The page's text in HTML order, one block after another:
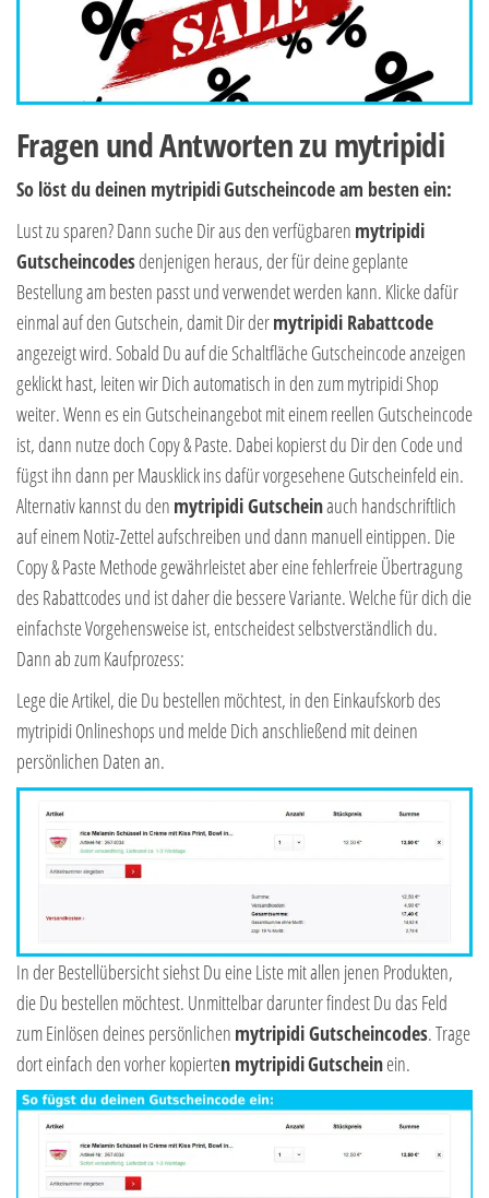
Fragen und Antworten zu mytripidi
So löst du deinen mytripidiGutscheincode am besten ein:
Lust zu sparen? Dann suche Dir aus den verfügbaren mytripidi
Gutscheincodesdenjenigen heraus, der für deine geplante
Bestellung am besten passt und verwendet werden kann. Klicke dafür
einmal auf den Gutschein, damit Dir dermytripidi Rabattcode
angezeigt wird. Sobald Du auf die Schaltfläche Gutscheincode anzeigen
geklickt hast, leiten wir Dich automatisch in den zum mytripidi Shop
weiter. Wenn es ein Gutscheinangebot mit einem reellen Gutscheincode
ist, dann nutze doch Copy & Paste. Dabei kopierst du Dir den Code und
fügst ihn dann per Mausklick ins dafür vorgesehene Gutscheinfeld ein.
Alternativ kannst du den mytripidi Gutscheinauch handschriftlich
auf einem Notiz-Zettel aufschreiben und dann manuell eintippen. Die
Copy & Paste Methode gewährleistet aber eine fehlerfreie Übertragung
des Rabattcodes und ist daher die bessere Variante. Welche für dich die
einfachste Vorgehensweise ist, entscheidest selbstverständlich du.
Dann ab zum Kaufprozess:
Lege die Artikel, die Du bestellen möchtest, in den Einkaufskorb des
mytripidi Onlineshops und melde Dich anschließend mit deinen
persönlichen Daten an.
In der Bestellübersicht siehst Du eine Liste mit allen jenen Produkten,
die Du bestellen möchtest. Unmittelbar darunter findest Du das Feld
zum Einlösen deines persönlichen mytripidi Gutscheincodes. Trage
dort einfach den vorher kopierten mytripidiGutscheinein.